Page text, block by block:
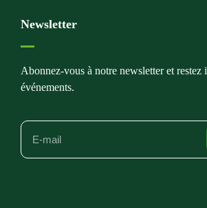
Newsletter
Abonnez-vous à notre newsletter et restez
événements.